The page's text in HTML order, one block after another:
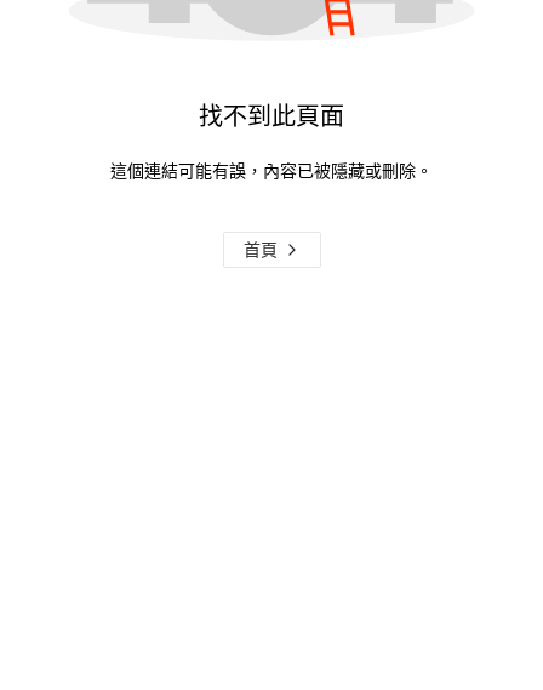
找不到此頁面
這個連結可能有誤，內容已被隱藏或刪除。
首頁